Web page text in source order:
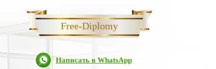
Free-Diplomy
Написать в WhatsApp